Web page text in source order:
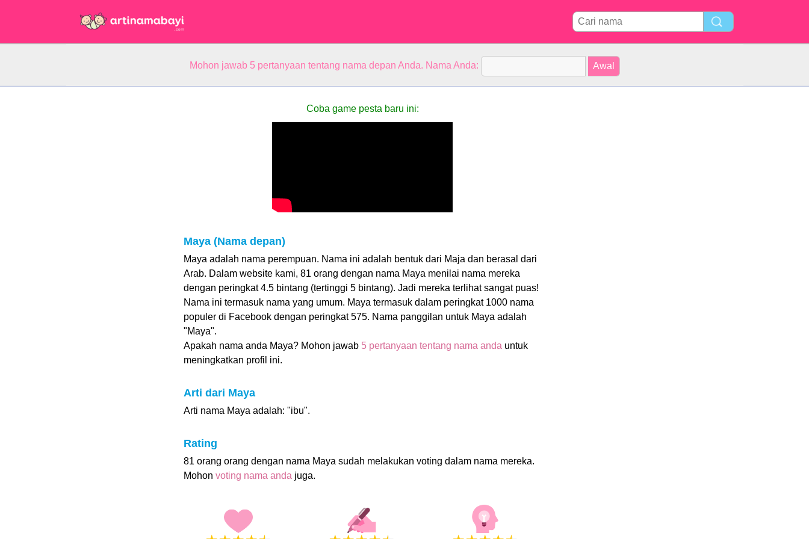
Mohon jawab 5 pertanyaan tentang nama depan Anda. Nama Anda:
Coba game pesta baru ini:
Maya (Nama depan)
Maya adalah nama perempuan. Nama ini adalah bentuk dari Maja dan berasal dari
Arab. Dalam website kami, 81 orang dengan nama Maya menilai nama mereka
dengan peringkat 4.5 bintang (tertinggi 5 bintang). Jadi mereka terlihat sangat puas!
Nama ini termasuk nama yang umum. Maya termasuk dalam peringkat 1000 nama
populer di Facebook dengan peringkat 575. Nama panggilan untuk Maya adalah
"Maya".
Apakah nama anda Maya? Mohon jawab 5 pertanyaan tentang nama anda untuk
meningkatkan profil ini.
Arti dari Maya
Arti nama Maya adalah: "ibu".
Rating
81 orang orang dengan nama Maya sudah melakukan voting dalam nama mereka.
Mohon voting nama anda juga.